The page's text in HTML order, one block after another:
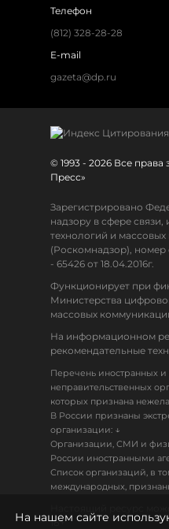
Телефон
(812) 328-28-28
E-mail
gazeta@dp.ru
© 1993 - 2026 Все
Пресс»
Зарегистрировано
надзору в сфере
технологий и
(Роскомнадзор),
- 65426 от 18.04.2016г.
Функционирует при
Министерства
массовых
На информационном
рекомендательные
Перечень иностранных
неправительственных
которых признана
В России признаны
организации: ↓
Организации, СМИ и
России иностранными
Список организаций, в
международных,
18+
На нашем сайте